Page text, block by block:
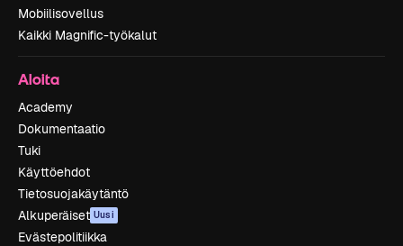
Mobiilisovellus
Kaikki Magnific-työkalut
Aloita
Academy
Dokumentaatio
Tuki
Käyttöehdot
Tietosuojakäytäntö
Alkuperäiset Uusi
Evästepolitiikka